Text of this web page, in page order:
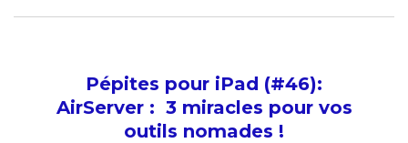
Pépites pour iPad (#46):
AirServer : 3 miracles pour vos
outils nomades !